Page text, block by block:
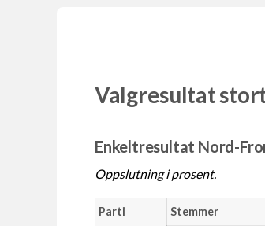
Valgresultat
Enkeltresultat Nord-
Oppslutning i prosent.
Parti Stemmer